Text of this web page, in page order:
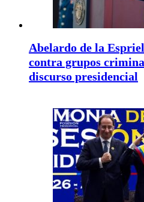
Abelardo de la
contra grupos
discurso presidencial